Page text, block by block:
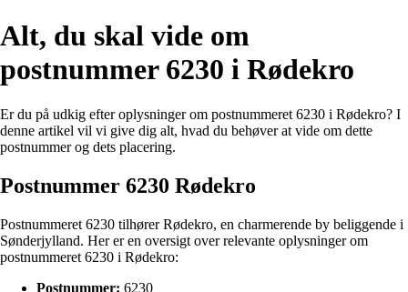
Alt, du skal vide om
postnummer 6230 i Rødekro
Er du på udkig efter oplysninger om postnummeret 6230 i Rødekro? I
denne artikel vil vi give dig alt, hvad du behøver at vide om dette
postnummer og dets placering.
Postnummer 6230 Rødekro
Postnummeret 6230 tilhører Rødekro, en charmerende by beliggende i
Sønderjylland. Her er en oversigt over relevante oplysninger om
postnummeret 6230 i Rødekro:
Postnummer: 6230